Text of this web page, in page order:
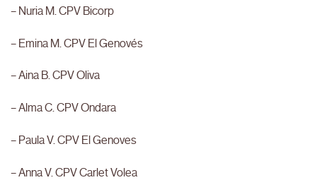
– Nuria M. CPV Bicorp
– Emina M. CPV El Genovés
– Aina B. CPV Oliva
– Alma C. CPV Ondara
– Paula V. CPV El Genoves
– Anna V. CPV Carlet Volea